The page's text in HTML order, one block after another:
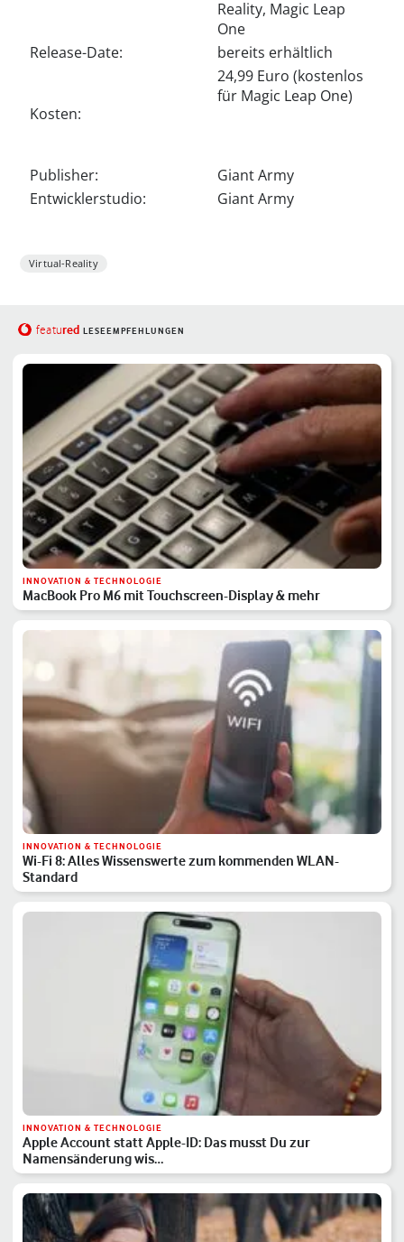
Reality, Magic Leap
One
Release-Date:
bereits erhältlich
Kosten:
24,99 Euro (kostenlos
für Magic Leap One)
Publisher:
Giant Army
Entwicklerstudio:
Giant Army
Virtual-Reality
featured LESEEMPFEHLUNGEN
INNOVATION & TECHNOLOGIE
MacBook Pro M6 mit Touchscreen-Display & mehr
INNOVATION & TECHNOLOGIE
Wi-Fi 8: Alles Wissenswerte zum kommenden WLAN-
Standard
INNOVATION & TECHNOLOGIE
Apple Account statt Apple-ID: Das musst Du zur
Namensänderung wis…